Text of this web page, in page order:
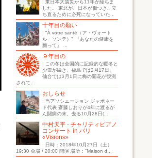
: 東日本大震災から11年が経ちま
した。 東北が、日本が傷つき、立
ち直るために必死になっていた...
十年目の願い
: "À votre santé（ア・ヴォート
ル・ソンテ）" 『あなたの健康を
願って』 ...
９年目の
: この冬は全国的に記録的な暖冬と
少雪が続き、福島では2月17日、
仙台では3月1日に梅の開花が観測
されて...
おしらせ
: 当アソシエーション ジャポネー
ド代表 齋藤しおりが4年に渡るが
ん闘病の末、去る10月28日(...
中村天平 - チャリティピアノ
コンサート in パリ
«Visions»
: 日時：2018年10月27日（土）
19:30 会場 / 20:00 開演 場所："Maison d...